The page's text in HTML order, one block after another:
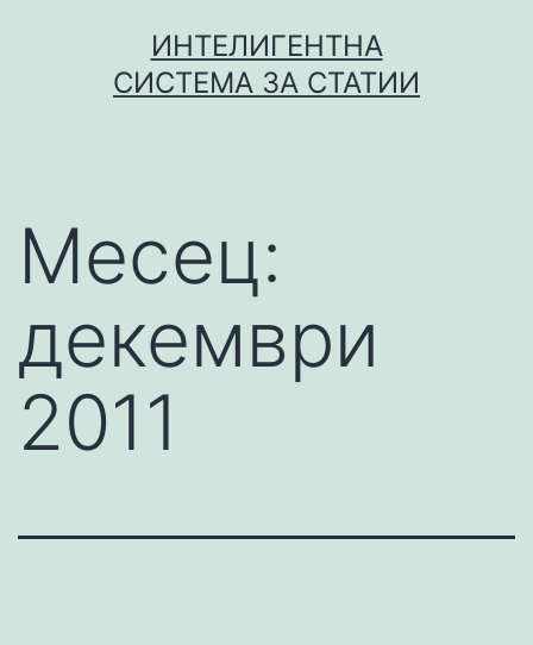
ИНТЕЛИГЕНТНА
СИСТЕМА ЗА СТАТИИ
Месец:
декември
2011